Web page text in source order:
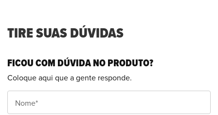
TIRE SUAS DÚVIDAS
FICOU COM DÚVIDA NO PRODUTO?
Coloque aqui que a gente responde.
Nome*